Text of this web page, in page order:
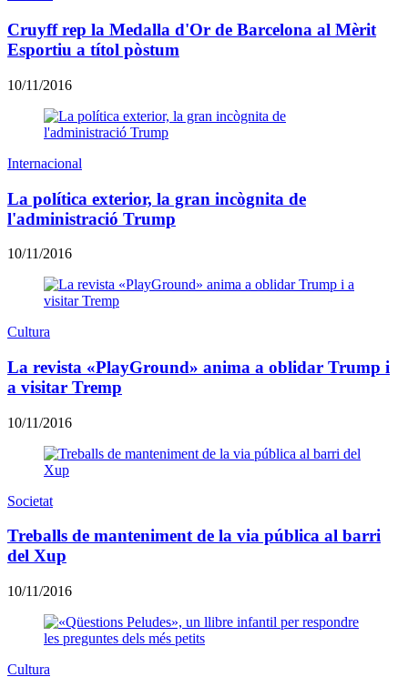
​Cruyff rep la Medalla d'Or de Barcelona al Mèrit
Esportiu a títol pòstum
10/11/2016
Internacional
La política exterior, la gran incògnita de
l'administració Trump
10/11/2016
Cultura
La revista «PlayGround» anima a oblidar Trump i
a visitar Tremp
10/11/2016
Societat
Treballs de manteniment de la via pública al barri
del Xup
10/11/2016
Cultura